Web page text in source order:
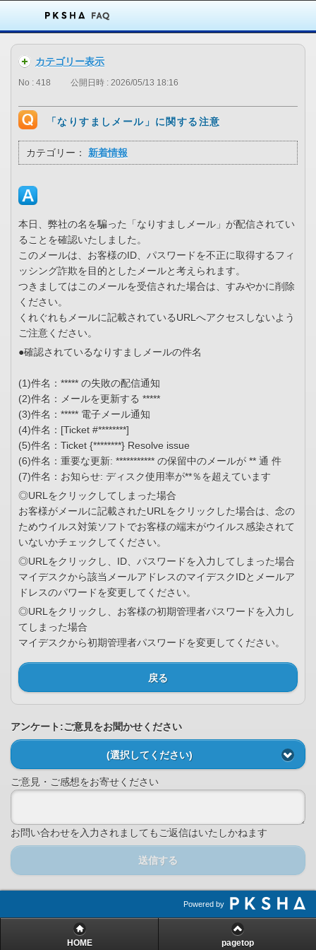
カテゴリー表示
No : 418 公開日時 : 2026/05/13 18:16
「なりすましメール」に関する注意
カテゴリー： 新着情報
本日、弊社の名を騙った「なりすましメール」が配信されてい
ることを確認いたしました。
このメールは、お客様のID、パスワードを不正に取得するフィ
ッシング詐欺を目的としたメールと考えられます。
つきましてはこのメールを受信された場合は、すみやかに削除
ください。
くれぐれもメールに記載されているURLへアクセスしないよう
ご注意ください。
●確認されているなりすましメールの件名
(1)件名：***** の失敗の配信通知
(2)件名：メールを更新する *****
(3)件名：***** 電子メール通知
(4)件名：[Ticket #********]
(5)件名：Ticket {********} Resolve issue
(6)件名：重要な更新: *********** の保留中のメールが ** 通 件
(7)件名：お知らせ: ディスク使用率が**％を超えています
◎URLをクリックしてしまった場合
お客様がメールに記載されたURLをクリックした場合は、念の
ためウイルス対策ソフトでお客様の端末がウイルス感染されて
いないかチェックしてください。
◎URLをクリックし、ID、パスワードを入力してしまった場合
マイデスクから該当メールアドレスのマイデスクIDとメールア
ドレスのパワードを変更してください。
◎URLをクリックし、お客様の初期管理者パスワードを入力し
てしまった場合
マイデスクから初期管理者パスワードを変更してください。
戻る
アンケート:ご意見をお聞かせください
(選択してください)
ご意見・ご感想をお寄せください
お問い合わせを入力されましてもご返信はいたしかねます
送信する
Powered by
HOME pagetop